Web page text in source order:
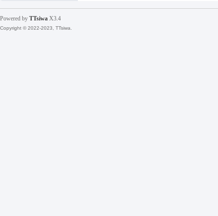
论
Powered by TTsiwa X3.4
Copyright © 2022-2023, TTsiwa.